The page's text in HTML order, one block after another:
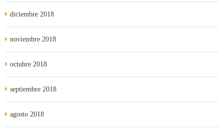
diciembre 2018
noviembre 2018
octubre 2018
septiembre 2018
agosto 2018